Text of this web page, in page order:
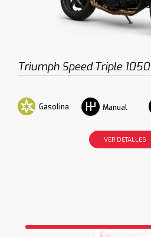
Triumph Speed Triple 1050
Gasolina Manual
VER DETALLES